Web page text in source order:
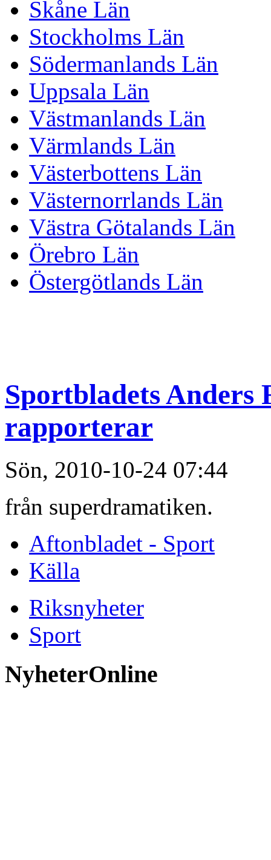
Skåne Län
Stockholms Län
Södermanlands Län
Uppsala Län
Västmanlands Län
Värmlands Län
Västerbottens Län
Västernorrlands Län
Västra Götalands Län
Örebro Län
Östergötlands Län
Sportbladets Anders
rapporterar
Sön, 2010-10-24 07:44
från superdramatiken.
Aftonbladet - Sport
Källa
Riksnyheter
Sport
NyheterOnline